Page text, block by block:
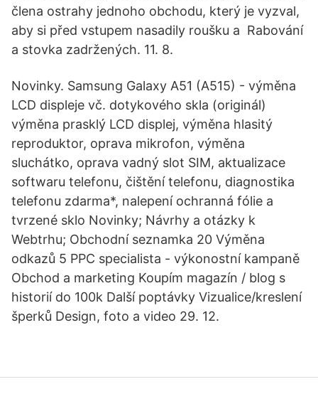
člena ostrahy jednoho obchodu, který je vyzval,
aby si před vstupem nasadily roušku a Rabování
a stovka zadržených. 11. 8.
Novinky. Samsung Galaxy A51 (A515) - výměna
LCD displeje vč. dotykového skla (originál)
výměna prasklý LCD displej, výměna hlasitý
reproduktor, oprava mikrofon, výměna
sluchátko, oprava vadný slot SIM, aktualizace
softwaru telefonu, čištění telefonu, diagnostika
telefonu zdarma*, nalepení ochranná fólie a
tvrzené sklo Novinky; Návrhy a otázky k
Webtrhu; Obchodní seznamka 20 Výměna
odkazů 5 PPC specialista - výkonostní kampaně
Obchod a marketing Koupím magazín / blog s
historií do 100k Další poptávky Vizualice/kreslení
šperků Design, foto a video 29. 12.